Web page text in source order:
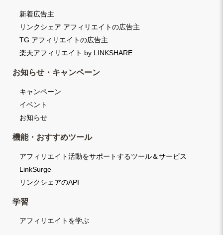
新着広告主
リンクシェア アフィリエイトの広告主
TG アフィリエイトの広告主
楽天アフィリエイト by LINKSHARE
お知らせ・キャンペーン
キャンペーン
イベント
お知らせ
機能・おすすめツール
アフィリエイト活動をサポートするツール＆サービス
LinkSurge
リンクシェアのAPI
学習
アフィリエイトを学ぶ